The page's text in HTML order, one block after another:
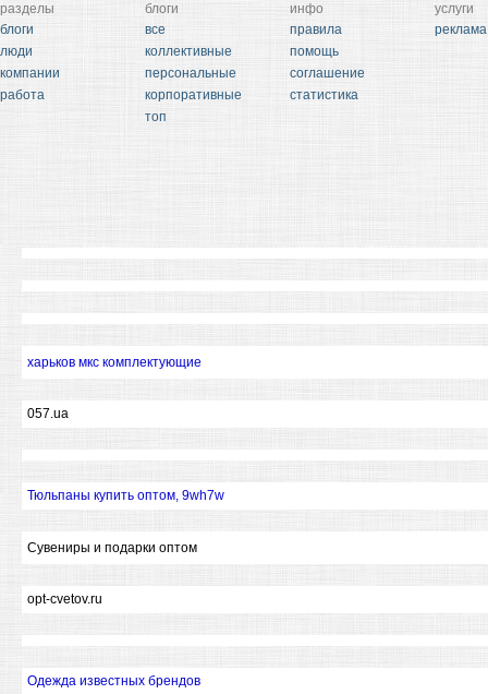
разделы
блоги
люди
компании
работа
блоги
все
коллективные
персональные
корпоративные
топ
инфо
правила
помощь
соглашение
статистика
услуги
реклама
харьков мкс комплектующие
057.ua
Тюльпаны купить оптом, 9wh7w
Сувениры и подарки оптом
opt-cvetov.ru
Одежда известных брендов